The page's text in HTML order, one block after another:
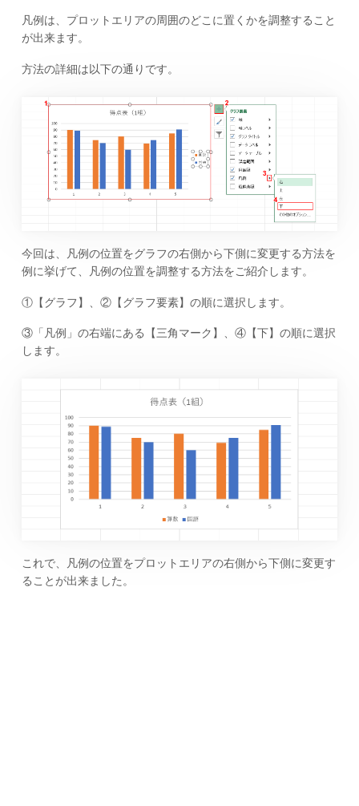
凡例は、プロットエリアの周囲のどこに置くかを調整すること
が出来ます。
方法の詳細は以下の通りです。
今回は、凡例の位置をグラフの右側から下側に変更する方法を
例に挙げて、凡例の位置を調整する方法をご紹介します。
①【グラフ】、②【グラフ要素】の順に選択します。
③「凡例」の右端にある【三角マーク】、④【下】の順に選択
します。
これで、凡例の位置をプロットエリアの右側から下側に変更す
ることが出来ました。